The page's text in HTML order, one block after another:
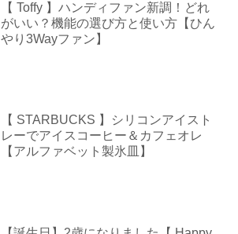
【 Toffy 】ハンディファン新調！どれ
がいい？機能の選び方と使い方【ひん
やり3Wayファン】
【 STARBUCKS 】シリコンアイスト
レーでアイスコーヒー＆カフェオレ
【アルファベット製氷皿】